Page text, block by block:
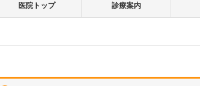
医院トップ 診療案内